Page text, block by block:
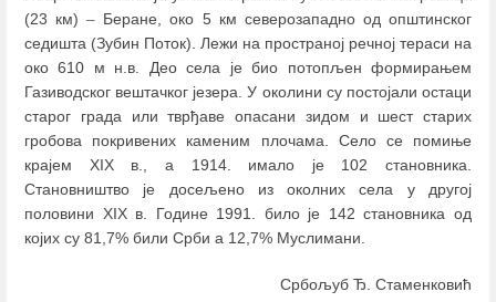
(23 км)– Беране, око 5 км северозападно од општинског
седишта (Зубин Поток). Лежи на пространој речној тераси на
око 610 м н.в. Део села је био потопљен формирањем
Газиводског вештачког језера. У околини су постојали остаци
старог града или тврђаве опасани зидом и шест старих
гробова покривених каменим плочама. Село се помиње
крајем XIX в., а 1914. имало је 102 становника.
Становништво је досељено из околних села у другој
половини XIX в. Године 1991. било је 142 становника од
којих су 81,7% били Срби а 12,7% Муслимани.
Србољуб Ђ. Стаменковић